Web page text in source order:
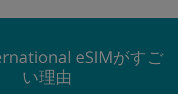
eSIMがすご
い理由